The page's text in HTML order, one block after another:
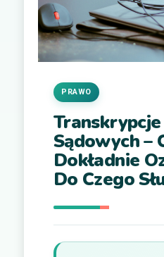
Sądowych –
Dokładnie
Do Czego
PRAWO